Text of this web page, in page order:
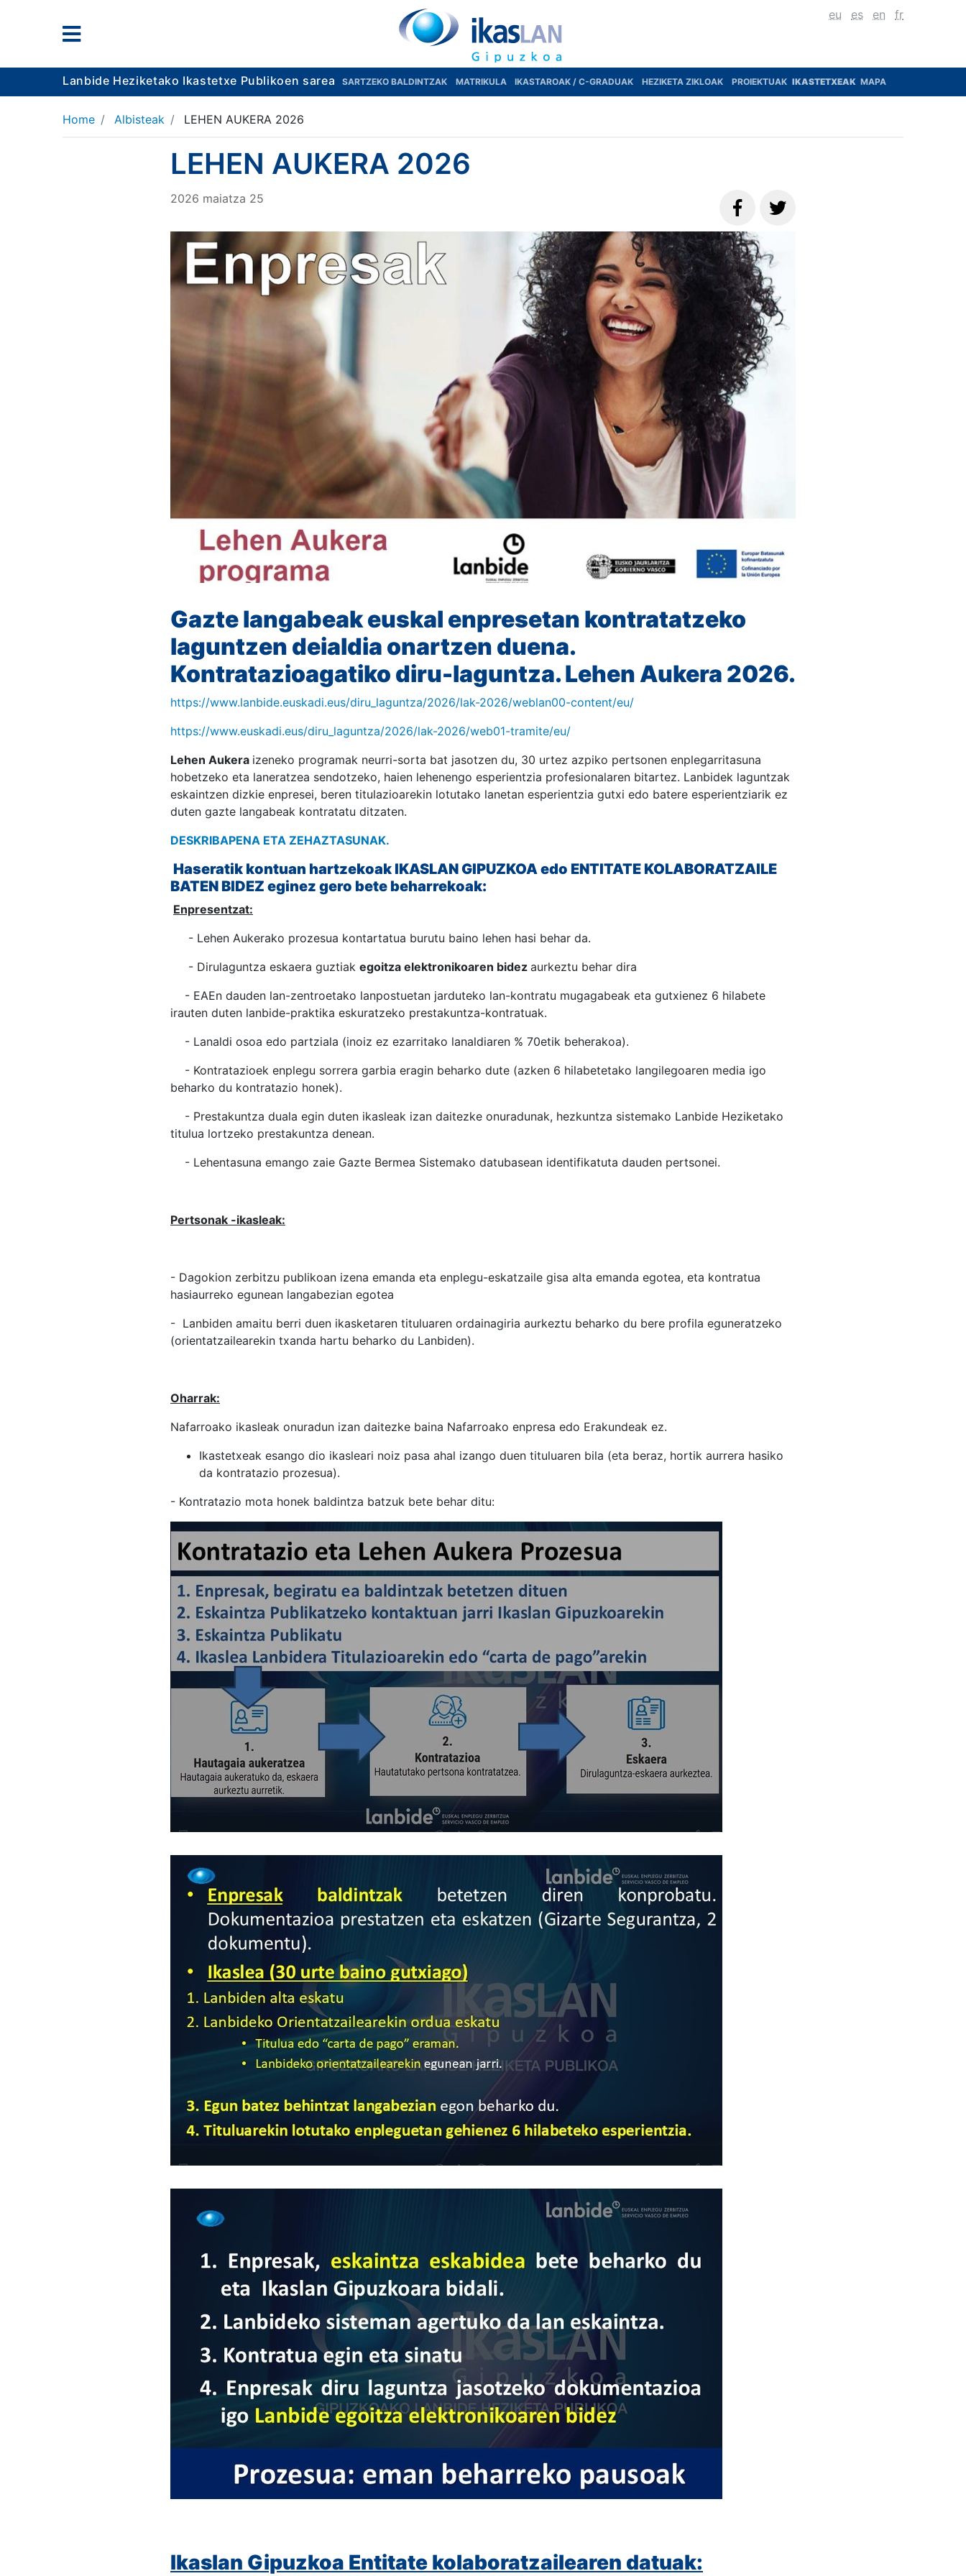
eu es en fr
Lanbide Heziketako Ikastetxe Publikoen sarea SARTZEKO BALDINTZAK MATRIKULA IKASTAROAK / C-GRADUAK HEZIKETA ZIKLOAK PROIEKTUAK IKASTETXEAK MAPA
Home Albisteak LEHEN AUKERA 2026
LEHEN AUKERA 2026
2026 maiatza 25
Gazte langabeak euskal enpresetan kontratatzeko
laguntzen deialdia onartzen duena.
Kontratazioagatiko diru-laguntza. Lehen Aukera 2026.
https://www.lanbide.euskadi.eus/diru_laguntza/2026/lak-2026/weblan00-content/eu/
https://www.euskadi.eus/diru_laguntza/2026/lak-2026/web01-tramite/eu/
Lehen Aukera izeneko programak neurri-sorta bat jasotzen du, 30 urtez azpiko pertsonen enplegarritasuna
hobetzeko eta laneratzea sendotzeko, haien lehenengo esperientzia profesionalaren bitartez. Lanbidek laguntzak
eskaintzen dizkie enpresei, beren titulazioarekin lotutako lanetan esperientzia gutxi edo batere esperientziarik ez
duten gazte langabeak kontratatu ditzaten.
DESKRIBAPENA ETA ZEHAZTASUNAK.
Haseratik kontuan hartzekoak IKASLAN GIPUZKOA edo ENTITATE KOLABORATZAILE
BATEN BIDEZ eginez gero bete beharrekoak:
Enpresentzat:
- Lehen Aukerako prozesua kontartatua burutu baino lehen hasi behar da.
- Dirulaguntza eskaera guztiak egoitza elektronikoaren bidez aurkeztu behar dira
- EAEn dauden lan-zentroetako lanpostuetan jarduteko lan-kontratu mugagabeak eta gutxienez 6 hilabete
irauten duten lanbide-praktika eskuratzeko prestakuntza-kontratuak.
- Lanaldi osoa edo partziala (inoiz ez ezarritako lanaldiaren % 70etik beherakoa).
- Kontratazioek enplegu sorrera garbia eragin beharko dute (azken 6 hilabetetako langilegoaren media igo
beharko du kontratazio honek).
- Prestakuntza duala egin duten ikasleak izan daitezke onuradunak, hezkuntza sistemako Lanbide Heziketako
titulua lortzeko prestakuntza denean.
- Lehentasuna emango zaie Gazte Bermea Sistemako datubasean identifikatuta dauden pertsonei.
Pertsonak -ikasleak:
- Dagokion zerbitzu publikoan izena emanda eta enplegu-eskatzaile gisa alta emanda egotea, eta kontratua
hasiaurreko egunean langabezian egotea
- Lanbiden amaitu berri duen ikasketaren tituluaren ordainagiria aurkeztu beharko du bere profila eguneratzeko
(orientatzailearekin txanda hartu beharko du Lanbiden).
Oharrak:
Nafarroako ikasleak onuradun izan daitezke baina Nafarroako enpresa edo Erakundeak ez.
Ikastetxeak esango dio ikasleari noiz pasa ahal izango duen tituluaren bila (eta beraz, hortik aurrera hasiko
da kontratazio prozesua).
- Kontratazio mota honek baldintza batzuk bete behar ditu:
Ikaslan Gipuzkoa Entitate kolaboratzailearen datuak: